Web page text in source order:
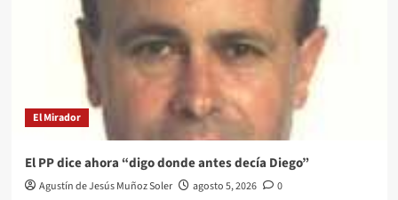
El Mirador
El PP dice ahora “digo donde antes decía Diego”
Agustín de Jesús Muñoz Soler agosto 5, 2026 0